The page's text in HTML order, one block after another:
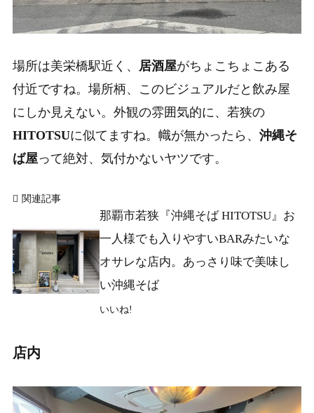
場所は美栄橋駅近く、 居酒屋がちょこちょこある
付近ですね。場所柄、このビジュアルだと飲み屋
にしか見えない。外観の雰囲気的に、若狭の
HITOTSUに似てますね。幟が無かったら、 沖縄そ
ば屋って絶対、気付かないヤツです。
関連記事
那覇市若狭『沖縄そば HITOTSU』お
一人様でも入りやすいBARみたいな
オサレな店内。あっさり味で美味し
い沖縄そば
いいね!
店内